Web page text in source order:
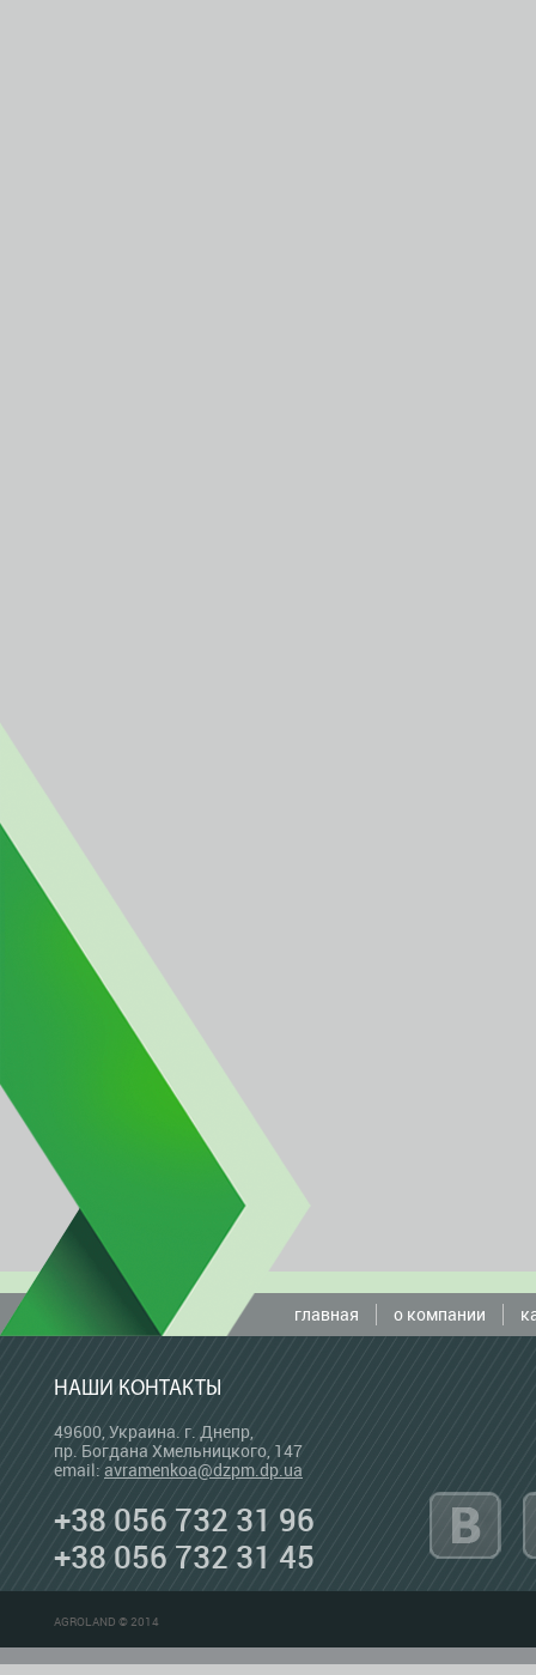
главная о компании
НАШИ КОНТАКТЫ
49600, Украина. г. Днепр,
пр. Богдана Хмельницкого, 147
email: avramenkoa@dzpm.dp.ua
+38 056 732 31 96
+38 056 732 31 45
AGROLAND © 2014